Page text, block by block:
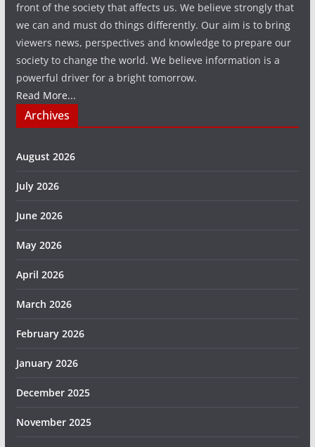
front of the society that affects us. We believe strongly that
we can and must do things differently. Our aim is to bring
viewers news, perspectives and knowledge to prepare our
society to change the world. We believe information is a
powerful driver for a bright tomorrow.
Read More...
Archives
August 2026
July 2026
June 2026
May 2026
April 2026
March 2026
February 2026
January 2026
December 2025
November 2025